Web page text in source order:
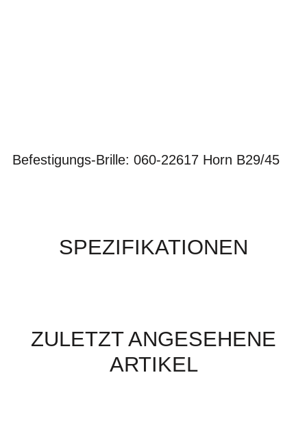
Befestigungs-Brille: 060-22617 Horn B29/45
SPEZIFIKATIONEN
ZULETZT ANGESEHENE
ARTIKEL